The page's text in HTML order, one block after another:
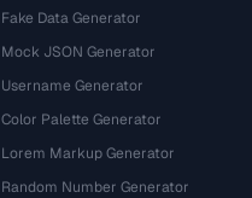
Fake Data Generator
Mock JSON Generator
Username Generator
Color Palette Generator
Lorem Markup Generator
Random Number Generator